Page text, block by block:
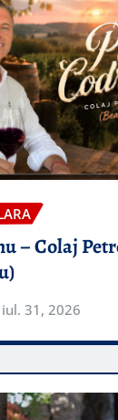
– Colaj
iul. 31, 2026